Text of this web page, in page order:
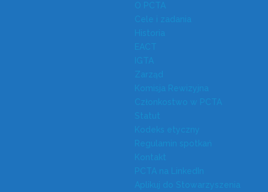
O PCTA
Cele i zadania
Historia
EACT
IGTA
Zarząd
Komisja Rewizyjna
Członkostwo w PCTA
Statut
Kodeks etyczny
Regulamin spotkań
Kontakt
PCTA na LinkedIn
Aplikuj do Stowarzyszenia